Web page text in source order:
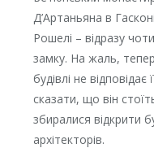
Д’Артаньяна в
Рошелі – відразу
замку. На жаль,
будівлі не
сказати, що він
збиралися відкрити
архітекторів.